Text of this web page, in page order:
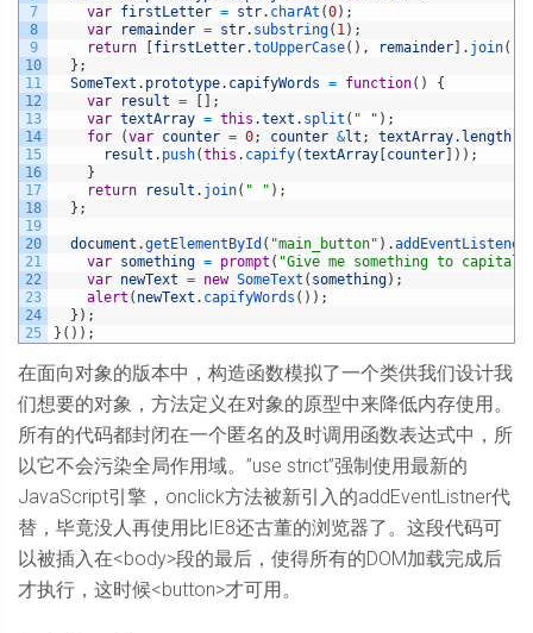
7
8
9
10
11
12
13
14
15
16
17
18
19
20
21
22
23
24
25
var firstLetter = str. charAt (0) ;
var
remainder = str. substring( 1) ;
return
firstLetter.toUpperCase( ) , remainder . join(
} ;
SomeText . prototype. capifyWords = function( )
{
var
result =
;
var textArray = this .text . split ( " " ) ;
for
(var counter = 0; counter &lt ; textArray. length
result . push(this . capify(textArray counter ) ) ;
}
return
result . join( " " ) ;
} ;
document .getElementById ( "main_button" ) .addEventListener
var something = prompt ( "Give me something to
var newText = new SomeText ( something) ;
alert ( newText . capifyWords ( ) ) ;
} ) ;
} ( ) ) ;
在面向对象的版本中，构造函数模拟了一个类供我们设计我
们想要的对象，方法定义在对象的原型中来降低内存使用。
所有的代码都封闭在一个匿名的及时调用函数表达式中，所
以它不会污染全局作用域。”use strict”强制使用最新的
JavaScript引擎，onclick方法被新引入的addEventListner代
替，毕竟没人再使用比IE8还古董的浏览器了。这段代码可
以被插入在<body>段的最后，使得所有的DOM加载完成后
才执行，这时候<button>才可用。